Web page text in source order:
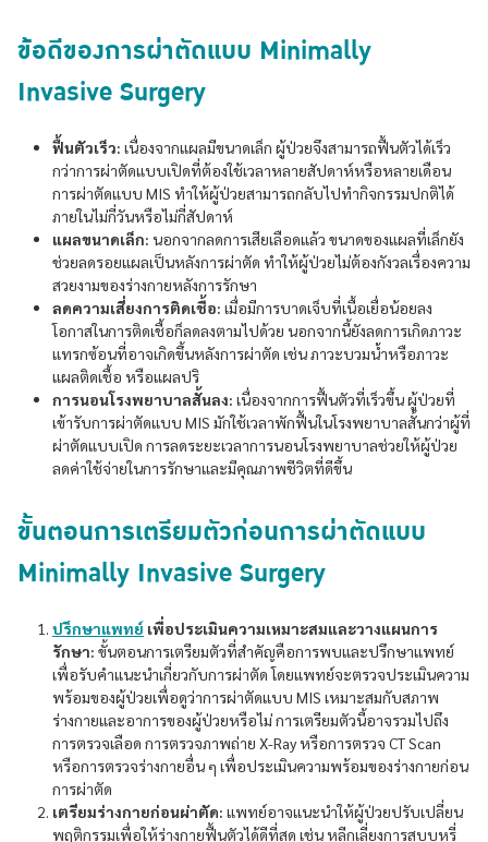
ข้อดีของการผ่าตัดแบบ Minimally
Invasive Surgery
ฟื้นตัวเร็ว: เนื่องจากแผลมีขนาดเล็ก ผู้ป่วยจึงสามารถฟื้นตัวได้เร็ว
กว่าการผ่าตัดแบบเปิดที่ต้องใช้เวลาหลายสัปดาห์หรือหลายเดือน
การผ่าตัดแบบ MIS ทำให้ผู้ป่วยสามารถกลับไปทำกิจกรรมปกติได้
ภายในไม่กี่วันหรือไม่กี่สัปดาห์
แผลขนาดเล็ก: นอกจากลดการเสียเลือดแล้ว ขนาดของแผลที่เล็กยัง
ช่วยลดรอยแผลเป็นหลังการผ่าตัด ทำให้ผู้ป่วยไม่ต้องกังวลเรื่องความ
สวยงามของร่างกายหลังการรักษา
ลดความเสี่ยงการติดเชื้อ: เมื่อมีการบาดเจ็บที่เนื้อเยื่อน้อยลง
โอกาสในการติดเชื้อก็ลดลงตามไปด้วย นอกจากนี้ยังลดการเกิดภาวะ
แทรกซ้อนที่อาจเกิดขึ้นหลังการผ่าตัด เช่น ภาวะบวมน้ำหรือภาวะ
แผลติดเชื้อ หรือแผลปริ
การนอนโรงพยาบาลสั้นลง: เนื่องจากการฟื้นตัวที่เร็วขึ้น ผู้ป่วยที่
เข้ารับการผ่าตัดแบบ MIS มักใช้เวลาพักฟื้นในโรงพยาบาลสั้นกว่าผู้ที่
ผ่าตัดแบบเปิด การลดระยะเวลาการนอนโรงพยาบาลช่วยให้ผู้ป่วย
ลดค่าใช้จ่ายในการรักษาและมีคุณภาพชีวิตที่ดีขึ้น
ขั้นตอนการเตรียมตัวก่อนการผ่าตัดแบบ
Minimally Invasive Surgery
ปรึกษาแพทย์ เพื่อประเมินความเหมาะสมและวางแผนการ
รักษา: ขั้นตอนการเตรียมตัวที่สำคัญคือการพบและปรึกษาแพทย์
เพื่อรับคำแนะนำเกี่ยวกับการผ่าตัด โดยแพทย์จะตรวจประเมินความ
พร้อมของผู้ป่วยเพื่อดูว่าการผ่าตัดแบบ MIS เหมาะสมกับสภาพ
ร่างกายและอาการของผู้ป่วยหรือไม่ การเตรียมตัวนี้อาจรวมไปถึง
การตรวจเลือด การตรวจภาพถ่าย X-Ray หรือการตรวจ CT Scan
หรือการตรวจร่างกายอื่น ๆ เพื่อประเมินความพร้อมของร่างกายก่อน
การผ่าตัด
เตรียมร่างกายก่อนผ่าตัด: แพทย์อาจแนะนำให้ผู้ป่วยปรับเปลี่ยน
พฤติกรรมเพื่อให้ร่างกายฟื้นตัวได้ดีที่สุด เช่น หลีกเลี่ยงการสูบบุหรี่